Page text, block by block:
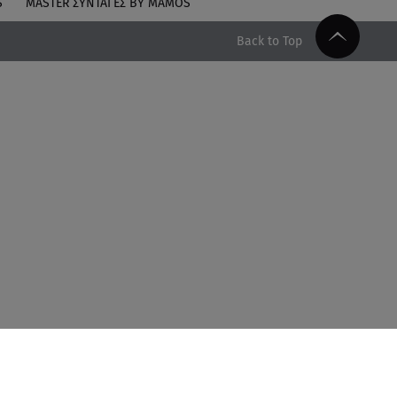
MASTER ΣΥΝΤΑΓΈΣ BY MAMOS
Back to Top